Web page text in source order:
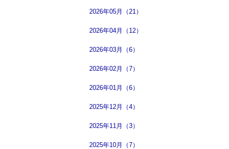
2026年05月（21）
2026年04月（12）
2026年03月（6）
2026年02月（7）
2026年01月（6）
2025年12月（4）
2025年11月（3）
2025年10月（7）